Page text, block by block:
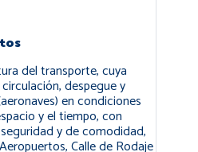
del transporte, cuya
despegue y
en condiciones
y el tiempo, con
y de comodidad,
Calle de Rodaje